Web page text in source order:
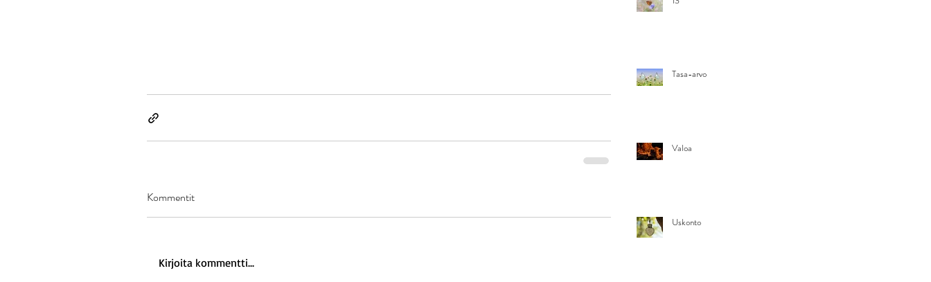
Kommentit
Kirjoita kommentti...
Tasa-arvo
Valoa
Uskonto